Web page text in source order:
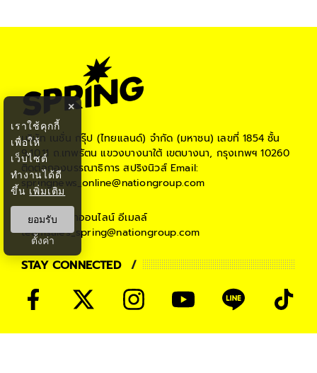
บริษัท เนชั่น กรุ๊ป (ไทยแลนด์) จำกัด (มหาชน) เลขที่ 1854 ชั้น
9,10,11 ถ.เทพรัตน แขวงบางนาใต้ เขตบางนา, กรุงเทพฯ 10260
ติดต่อกองบรรณาธิการ สปริงนิวส์Email:
springnews_online@nationgroup.com
ติดต่อโฆษณาออนไลน์ อีเมลล์
teamsales_spring@nationgroup.com
STAY CONNECTED
×
เราใช้คุกกี้
เพื่อให้
เว็บไซต์
ทำงานได้ดี
ขึ้นเพิ่มเติม
ยอมรับ
ตั้งค่า